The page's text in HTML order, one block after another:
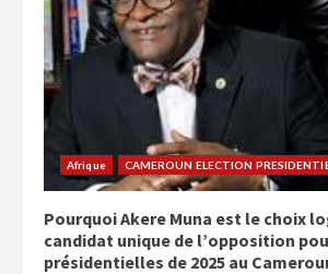
Afrique CAMEROUN ELECTION
Pourquoi Akere Muna est le choix
candidat unique de l’opposition
présidentielles de 2025 au